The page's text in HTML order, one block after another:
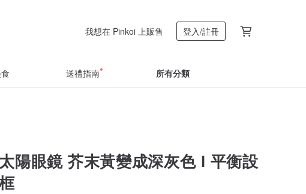
我想在 Pinkoi 上販售 登入/註冊
送禮指南 所有分類
陽眼鏡 芥末黃變成深灰色 l 平衡設